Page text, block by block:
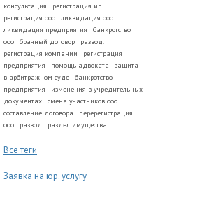
консультация
регистрация ип
регистрация ооо
ликвидация ооо
ликвидация предприятия
банкротство
ооо
брачный договор
развод.
регистрация компании
регистрация
предприятия
помощь адвоката
защита
в арбитражном суде
банкротство
предприятия
изменения в учредительных
документах
смена участников ооо
составление договора
перерегистрация
ооо
развод раздел имущества
Все теги
Заявка на юр. услугу